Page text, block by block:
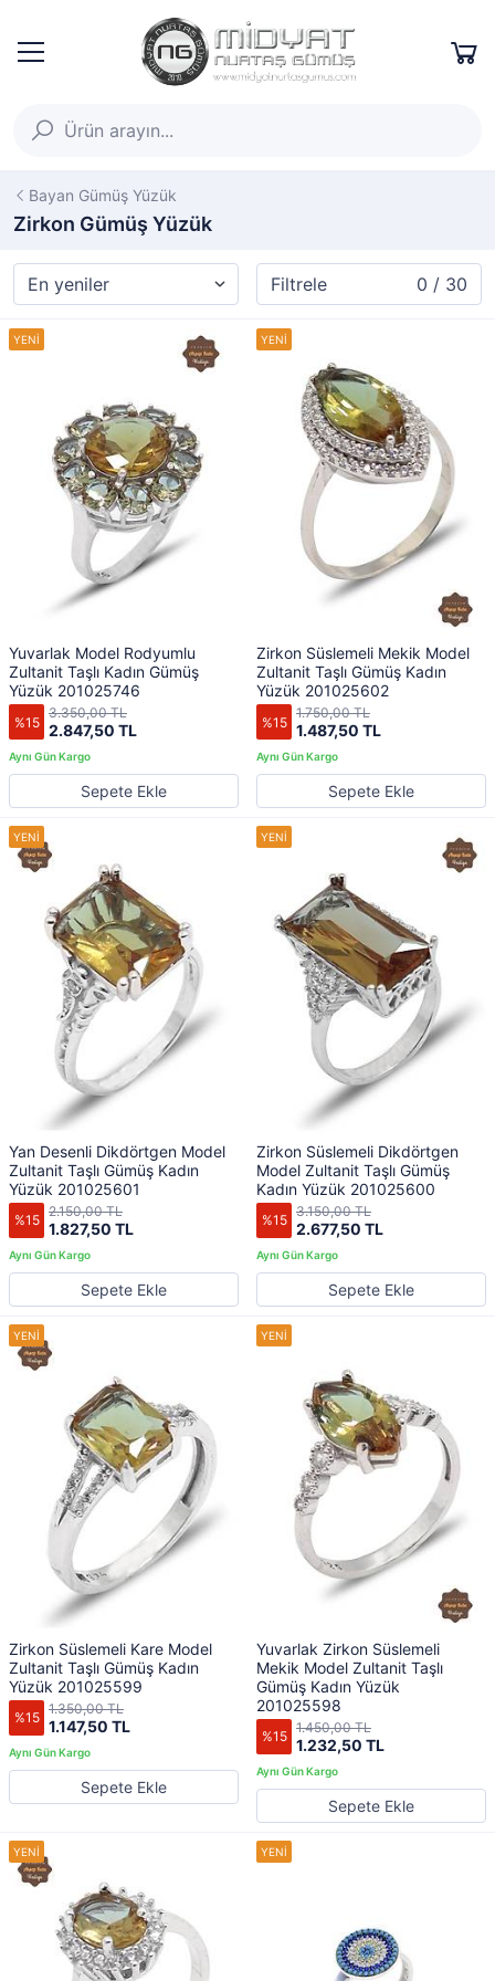
Bayan Gümüş Yüzük
Zirkon Gümüş Yüzük
Filtrele 0 / 30
Yuvarlak Model Rodyumlu
Zultanit Taşlı Kadın Gümüş
Yüzük 201025746
%15 2.847,50 TL
3.350,00 TL
Sepete Ekle
Zirkon Süslemeli Mekik Model
Zultanit Taşlı Gümüş Kadın
Yüzük 201025602
%15 1.487,50 TL
1.750,00 TL
Sepete Ekle
Yan Desenli Dikdörtgen Model
Zultanit Taşlı Gümüş Kadın
Yüzük 201025601
%15 1.827,50 TL
2.150,00 TL
Sepete Ekle
Zirkon Süslemeli Dikdörtgen
Model Zultanit Taşlı Gümüş
Kadın Yüzük 201025600
%15 2.677,50 TL
3.150,00 TL
Sepete Ekle
Zirkon Süslemeli Kare Model
Zultanit Taşlı Gümüş Kadın
Yüzük 201025599
%15 1.147,50 TL
1.350,00 TL
Sepete Ekle
Yuvarlak Zirkon Süslemeli
Mekik Model Zultanit Taşlı
Gümüş Kadın Yüzük
201025598
%15 1.232,50 TL
1.450,00 TL
Sepete Ekle